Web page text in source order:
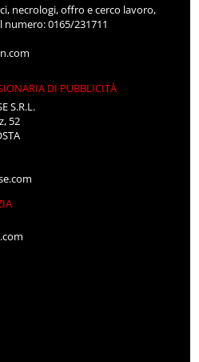
necrologi, offro e cerco lavoro,
0165/231711
DI PUBBLICITÀ
S.R.L.
52